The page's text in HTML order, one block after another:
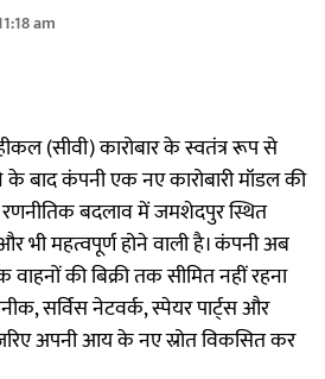
am
(सीवी) कारोबार के स्वतंत्र रूप से
के बाद कंपनी एक नए कारोबारी मॉडल की
बदलाव में जमशेदपुर स्थित
भी महत्वपूर्ण होने वाली है। कंपनी अब
की बिक्री तक सीमित नहीं रहना
सर्विस नेटवर्क, स्पेयर पार्ट्स और
अपनी आय के नए स्रोत विकसित कर